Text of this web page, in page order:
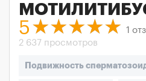
5 1
2 637 просмотров
Подвижность